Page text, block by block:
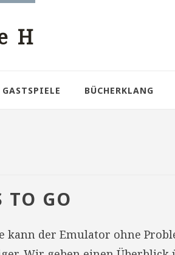
H
GASTSPIELE BÜCHERKLANG
TO GO
kann der Emulator ohne